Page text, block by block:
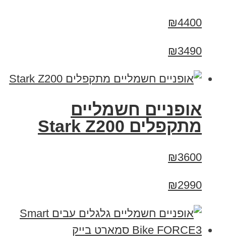
₪4400
₪3490
‏אופניים חשמליים
‏מתקפלים Stark Z200
₪3600
₪2990